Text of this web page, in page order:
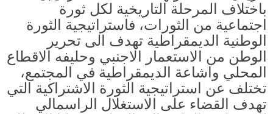
باختلاف المرحلة التاريخية لكل ثورة
اجتماعية من الثورات، فاستراتيجية الثورة
الوطنية الديمقراطية تهدف الى تحرير
الوطن من الاستعمار الاجنبي وحليفه الاقطاع
المحلي واشاعة الديمقراطية في المجتمع،
تختلف عن استراتيجية الثورة الاشتراكية التي
تهدف القضاء على الاستغلال الراسمالي